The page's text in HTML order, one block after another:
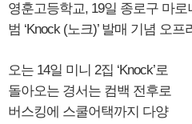
영훈고등학교, 19일 종로구 마
범 ‘Knock (노크)’ 발매 기념 오
오는 14일 미니 2집 ‘Knock’로
돌아오는 경서는 컴백 전후로
버스킹에 스쿨어택까지 다양